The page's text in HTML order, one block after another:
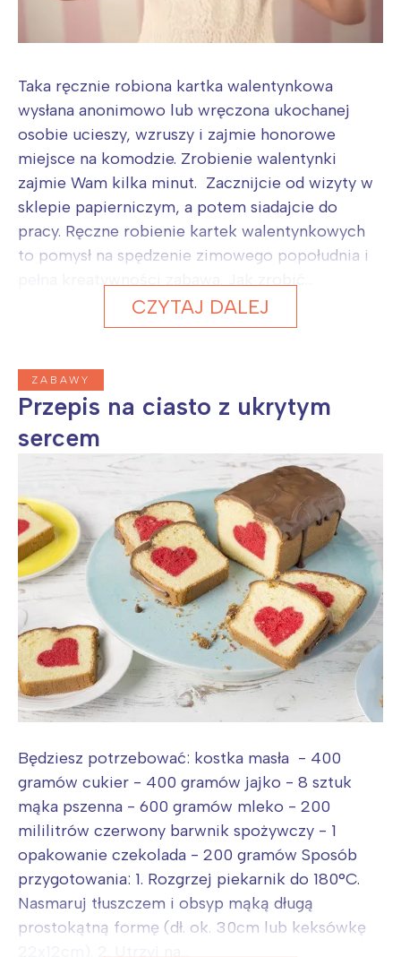
Taka ręcznie robiona kartka walentynkowa
wysłana anonimowo lub wręczona ukochanej
osobie ucieszy, wzruszy i zajmie honorowe
miejsce na komodzie. Zrobienie walentynki
zajmie Wam kilka minut. Zacznijcie od wizyty w
sklepie papierniczym, a potem siadajcie do
pracy. Ręczne robienie kartek walentynkowych
to pomysł na spędzenie zimowego popołudnia i
CZYTAJ DALEJ
ZABAWY
Przepis na ciasto z ukrytym
sercem
Będziesz potrzebować: kostka masła - 400
gramów cukier - 400 gramów jajko - 8 sztuk
mąka pszenna - 600 gramów mleko - 200
mililitrów czerwony barwnik spożywczy - 1
opakowanie czekolada - 200 gramów Sposób
przygotowania: 1. Rozgrzej piekarnik do 180°C.
Nasmaruj tłuszczem i obsyp mąką długą
prostokątną formę (dł. ok. 30cm lub keksówkę